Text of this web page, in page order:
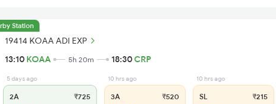
Station
19414 KOAA ADI EXP
13:10 KOAA 5h 20m 18:30CRP
5 days ago
2A ₹725
10 hrs ago
3A ₹520
10 hrs ago
SL ₹215